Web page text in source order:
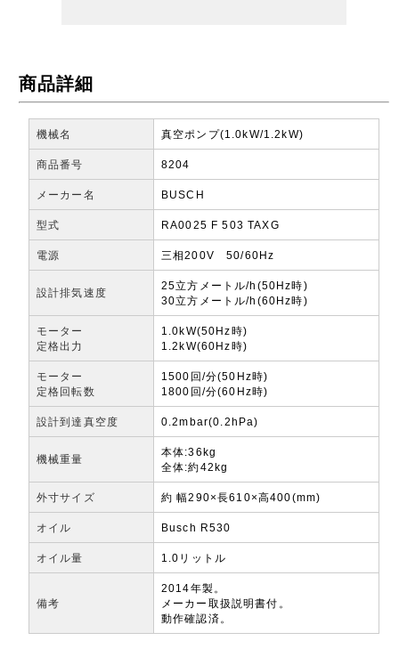
商品詳細
機械名 真空ポンプ(1.0kW/1.2kW)
商品番号 8204
メーカー名 BUSCH
型式 RA0025 F 503 TAXG
電源 三相200V 50/60Hz
設計排気速度
25立方メートル/h(50Hz時)
30立方メートル/h(60Hz時)
モーター
定格出力
1.0kW(50Hz時)
1.2kW(60Hz時)
モーター
定格回転数
1500回/分(50Hz時)
1800回/分(60Hz時)
設計到達真空度 0.2mbar(0.2hPa)
機械重量
本体:36kg
全体:約42kg
外寸サイズ 約 幅290×長610×高400(mm)
オイル Busch R530
オイル量 1.0リットル
備考
2014年製。
メーカー取扱説明書付。
動作確認済。